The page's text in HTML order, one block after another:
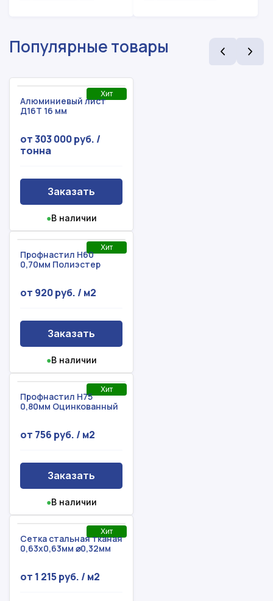
Популярные товары
Хит
Алюминиевый лист
Д16Т 16 мм
от 303 000 руб. /
тонна
Заказать
●В наличии
Хит
Профнастил Н60
0,70мм Полиэстер
от 920 руб. / м2
Заказать
●В наличии
Хит
Профнастил Н75
0,80мм Оцинкованный
от 756 руб. / м2
Заказать
●В наличии
Хит
Сетка стальная тканая
0,63x0,63мм ⌀0,32мм
от 1 215 руб. / м2